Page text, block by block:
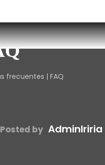
|
frecuentes | FAQ
Posted by AdminIriria